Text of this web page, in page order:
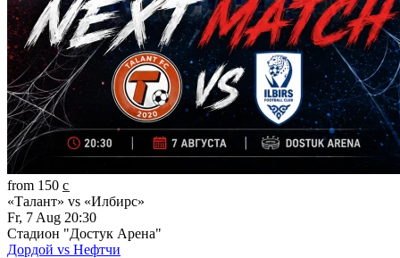
from 150 c̲
«Талант» vs «Илбирс»
Fr, 7 Aug 20:30
Стадион "Достук Арена"
Дордой vs Нефтчи